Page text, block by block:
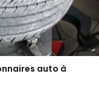
auto à